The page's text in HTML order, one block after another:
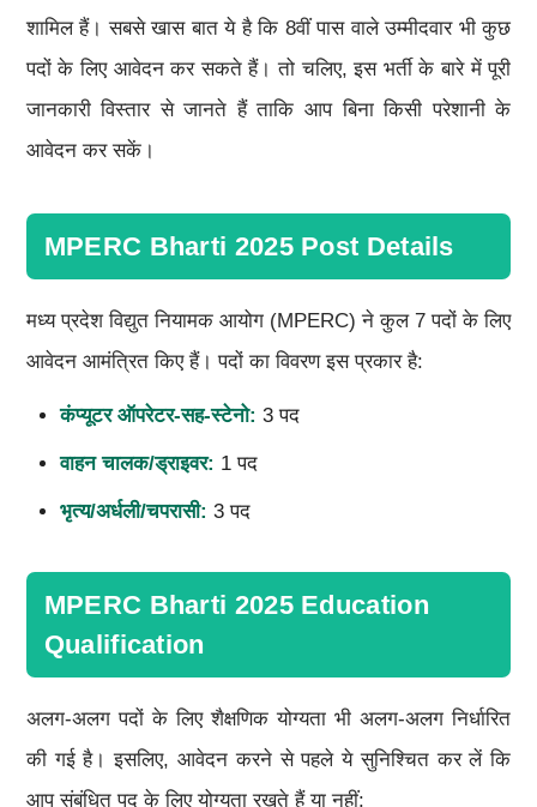
शामिल हैं। सबसे खास बात ये है कि 8वीं पास वाले उम्मीदवार भी कुछ
पदों के लिए आवेदन कर सकते हैं। तो चलिए, इस भर्ती के बारे में पूरी
जानकारी विस्तार से जानते हैं ताकि आप बिना किसी परेशानी के
आवेदन कर सकें।
MPERC Bharti 2025 Post Details
मध्य प्रदेश विद्युत नियामक आयोग (MPERC) ने कुल 7 पदों के लिए
आवेदन आमंत्रित किए हैं। पदों का विवरण इस प्रकार है:
कंप्यूटर ऑपरेटर-सह-स्टेनो: 3 पद
वाहन चालक/ड्राइवर: 1 पद
भृत्य/अर्धली/चपरासी: 3 पद
MPERC Bharti 2025 Education
Qualification
अलग-अलग पदों के लिए शैक्षणिक योग्यता भी अलग-अलग निर्धारित
की गई है। इसलिए, आवेदन करने से पहले ये सुनिश्चित कर लें कि
आप संबंधित पद के लिए योग्यता रखते हैं या नहीं: